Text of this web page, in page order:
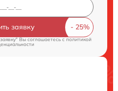
заявку
Вы соглашаетесь c политикой